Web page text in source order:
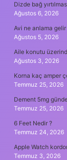
Dizde bağ
Ağustos 6, 2026
Avi ne anlama gelir
Ağustos 5, 2026
Aile konutu
Ağustos 3, 2026
Korna kaç amper
Temmuz 25, 2026
Dement 5mg
Temmuz 25, 2026
6 Feet Nedir ?
Temmuz 24, 2026
Apple Watch
Temmuz 3, 2026